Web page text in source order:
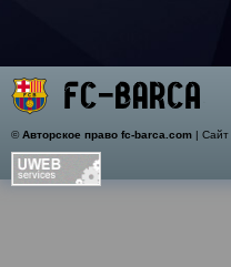
©Авторское право fc-barca.com| Сайт